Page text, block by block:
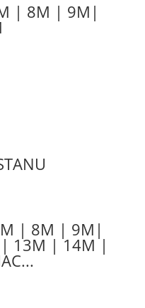
| 8M | 9M|
| 8M | 9M|
13M | 14M |